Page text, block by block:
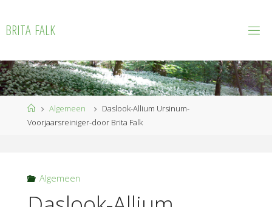
de
BRITA FALK
HomeAlgemeen
Daslook-Allium Ursinum-
Voorjaarsreiniger-door Brita Falk
Algemeen